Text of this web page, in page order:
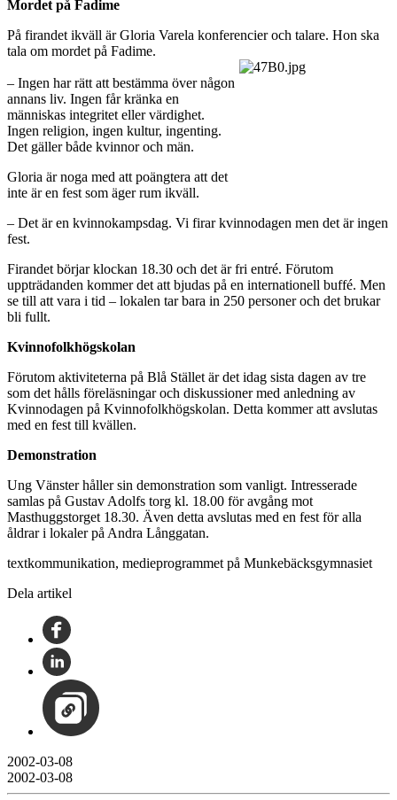
Mordet på Fadime
På firandet ikväll är Gloria Varela konferencier och talare. Hon ska
tala om mordet på Fadime.
– Ingen har rätt att bestämma över någon
annans liv. Ingen får kränka en
människas integritet eller värdighet.
Ingen religion, ingen kultur, ingenting.
Det gäller både kvinnor och män.
Gloria är noga med att poängtera att det
inte är en fest som äger rum ikväll.
– Det är en kvinnokampsdag. Vi firar kvinnodagen men det är ingen
fest.
Firandet börjar klockan 18.30 och det är fri entré. Förutom
uppträdanden kommer det att bjudas på en internationell buffé. Men
se till att vara i tid – lokalen tar bara in 250 personer och det brukar
bli fullt.
Kvinnofolkhögskolan
Förutom aktiviteterna på Blå Stället är det idag sista dagen av tre
som det hålls föreläsningar och diskussioner med anledning av
Kvinnodagen på Kvinnofolkhögskolan. Detta kommer att avslutas
med en fest till kvällen.
Demonstration
Ung Vänster håller sin demonstration som vanligt. Intresserade
samlas på Gustav Adolfs torg kl. 18.00 för avgång mot
Masthuggstorget 18.30. Även detta avslutas med en fest för alla
åldrar i lokaler på Andra Långgatan.
textkommunikation, medieprogrammet på Munkebäcksgymnasiet
Dela artikel
2002-03-08
2002-03-08